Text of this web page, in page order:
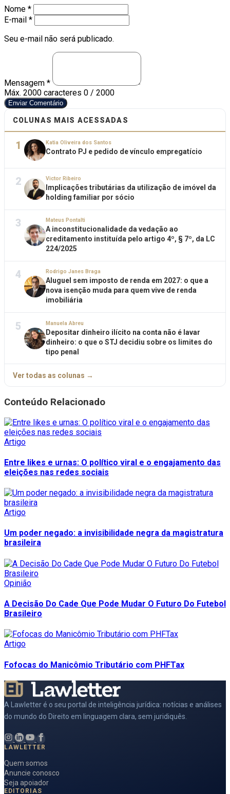
Nome *
E-mail *
Seu e-mail não será publicado.
Mensagem *
Máx. 2000 caracteres 0 / 2000
Enviar Comentário
COLUNAS MAIS ACESSADAS
1 Katia Oliveira dos Santos
Contrato PJ e pedido de vínculo empregatício
2 Victor Ribeiro
Implicações tributárias da utilização de imóvel da
holding familiar por sócio
3 Mateus Pontalti
A inconstitucionalidade da vedação ao
creditamento instituída pelo artigo 4º, § 7º, da LC
224/2025
4 Rodrigo Janes Braga
Aluguel sem imposto de renda em 2027: o que a
nova isenção muda para quem vive de renda
imobiliária
5 Manuela Abreu
Depositar dinheiro ilícito na conta não é lavar
dinheiro: o que o STJ decidiu sobre os limites do
tipo penal
Ver todas as colunas →
Conteúdo Relacionado
Artigo
Entre likes e urnas: O político viral e o engajamento das
eleições nas redes sociais
Artigo
Um poder negado: a invisibilidade negra da magistratura
brasileira
Opinião
A Decisão Do Cade Que Pode Mudar O Futuro Do Futebol
Brasileiro
Artigo
Fofocas do Manicômio Tributário com PHFTax
A Lawletter é o seu portal de inteligência jurídica: notícias e análises
do mundo do Direito em linguagem clara, sem juridiquês.
LAWLETTER
Quem somos
Anuncie conosco
Seja apoiador
EDITORIAS